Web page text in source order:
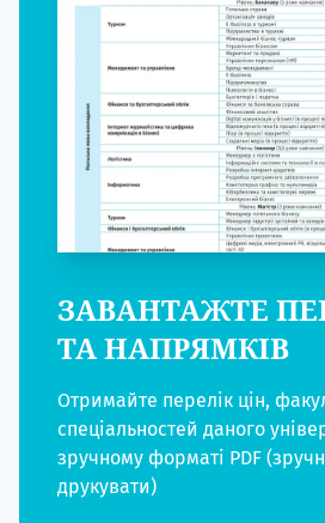
ЗАВАНТАЖТЕ
ТА НАПРЯМКІВ
Отримайте перелік цін,
спеціальностей даного
зручному форматі PDF
друкувати)